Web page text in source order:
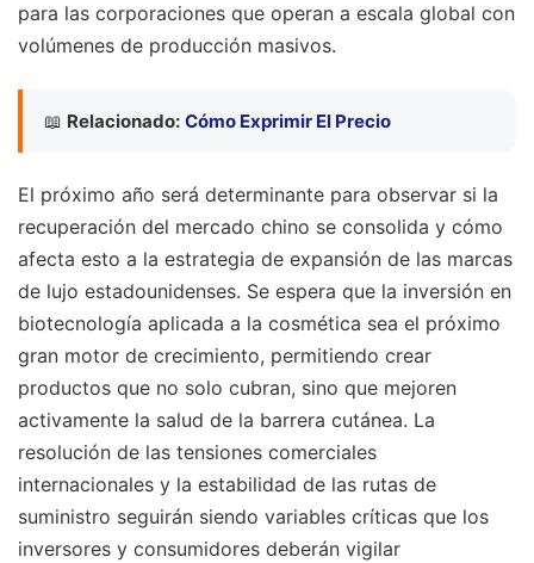
para las corporaciones que operan a escala global con
volúmenes de producción masivos.
📖 Relacionado: Cómo Exprimir El Precio
El próximo año será determinante para observar si la
recuperación del mercado chino se consolida y cómo
afecta esto a la estrategia de expansión de las marcas
de lujo estadounidenses. Se espera que la inversión en
biotecnología aplicada a la cosmética sea el próximo
gran motor de crecimiento, permitiendo crear
productos que no solo cubran, sino que mejoren
activamente la salud de la barrera cutánea. La
resolución de las tensiones comerciales
internacionales y la estabilidad de las rutas de
suministro seguirán siendo variables críticas que los
inversores y consumidores deberán vigilar